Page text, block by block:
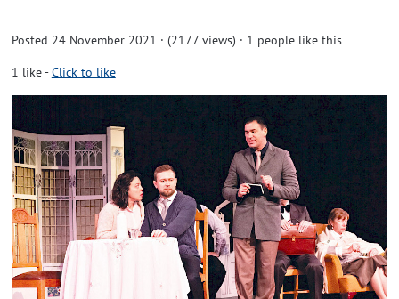
Posted 24 November 2021 · (2177 views) · 1 people like this
1 like-Click to like